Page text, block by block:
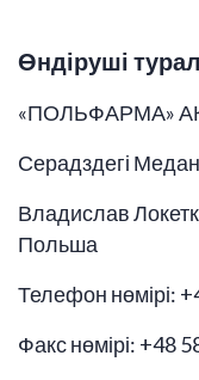
Өндіруші
«ПОЛЬФАРМА» АҚ
Серадздегі
Владислав
Польша
Телефон нөмірі:
Факс нөмірі: +48